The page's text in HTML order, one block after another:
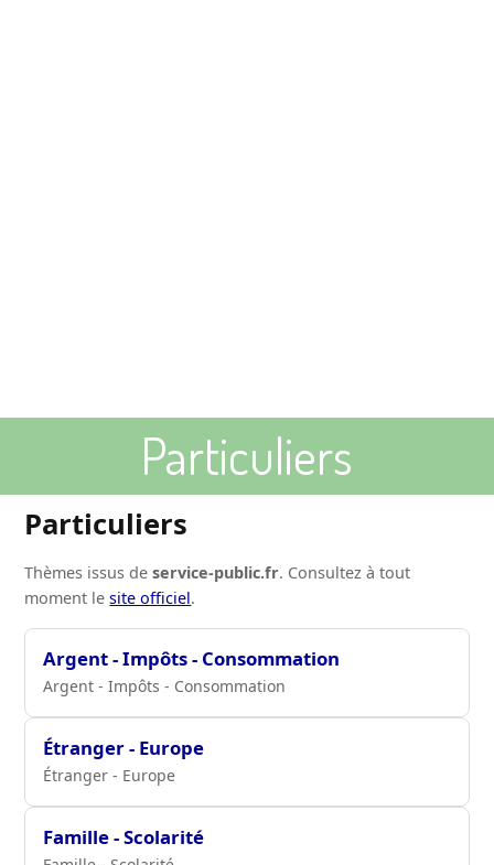
Particuliers
Particuliers
Thèmes issus deservice-public.fr. Consultez à tout
moment lesite officiel.
Argent - Impôts - Consommation
Argent - Impôts - Consommation
Étranger - Europe
Étranger - Europe
Famille - Scolarité